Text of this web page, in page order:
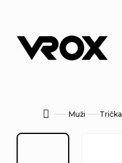
obsah
DomůMuži Trička